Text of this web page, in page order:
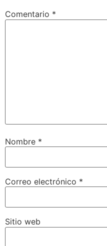
Comentario *
Nombre *
Correo electrónico *
Sitio web